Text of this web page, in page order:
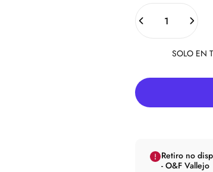
Cantidad
SOLO EN
Retiro no
- O&F Vallejo